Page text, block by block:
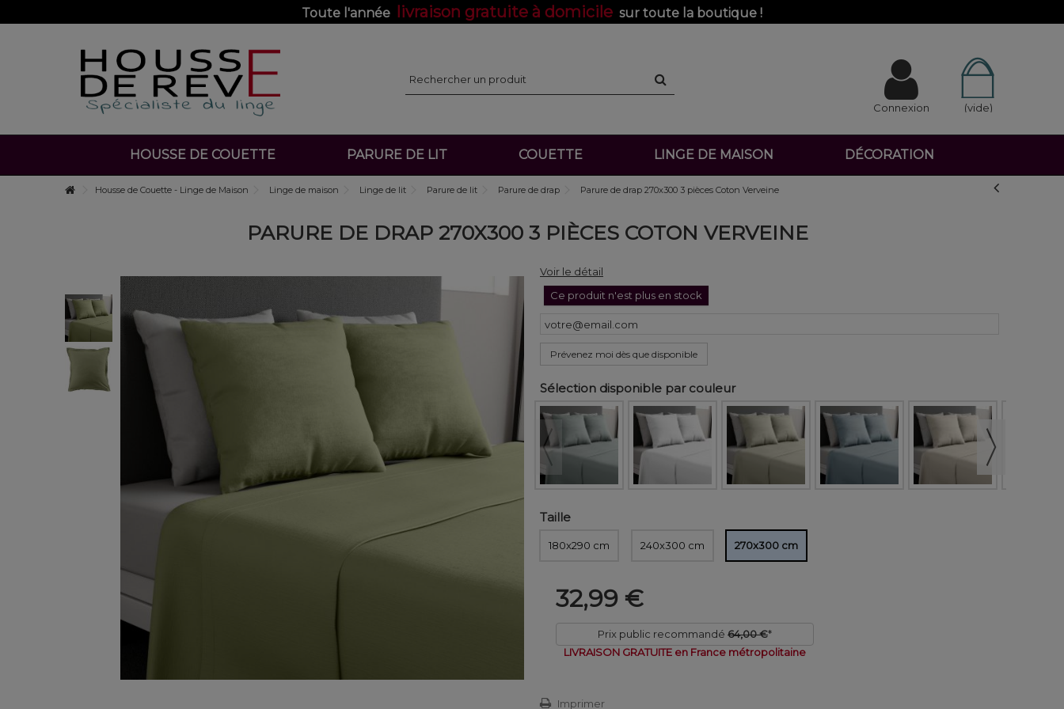
Toute l'année livraison gratuite à domicile sur toute la boutique !
(vide)
Connexion
HOUSSE DE COUETTE PARURE DE LIT COUETTE LINGE DE MAISON DÉCORATION
Housse de Couette - Linge de Maison Linge de maison Linge de lit Parure de lit Parure de drap Parure de drap 270x300 3 pièces Coton Verveine
PARURE DE DRAP 270X300 3 PIÈCES COTON VERVEINE
Voir le détail
Ce produit n'est plus en stock
Prévenez moi dès que disponible
Sélection disponible par couleur
Taille
180x290 cm 240x300 cm 270x300 cm
32,99 €
Prix public recommandé 64,00 €*
LIVRAISON GRATUITE en France métropolitaine
Imprimer